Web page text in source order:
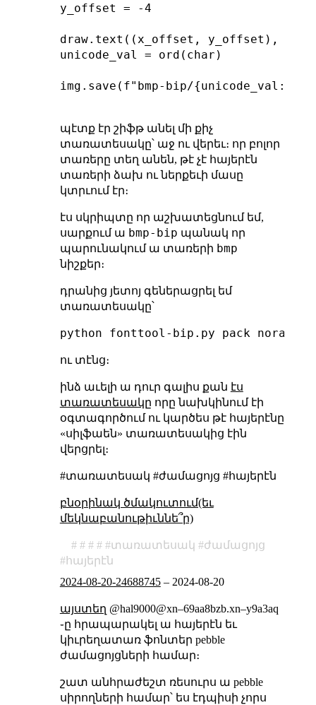
y_offset = -4
draw.text((x_offset, y_offset),
unicode_val = ord(char)
img.save(f"bmp-bip/
պէտք էր շիֆթ անել մի քիչ
տառատեսակը՝ աջ ու վերեւ։ որ բոլոր
տառերը տեղ անեն, թէ չէ հայերէն
տառերի ձախ ու ներքեւի մասը
կտրւում էր։
էս սկրիպտը որ աշխատեցնում եմ,
սարքում ա bmp-bip պանակ որ
պարունակում ա տառերի bmp
նիշքեր։
դրանից յետոյ գեներացրել եմ
տառատեսակը՝
ու տէնց։
ինձ աւելի ա դուր գալիս քան էս
տառատեսակը որը նախկինում էի
օգտագործում ու կարծես թէ հայերէնը
«սիլֆաեն» տառատեսակից էին
վերցրել։
#տառատեսակ #ժամացոյց #հայերէն
բնօրինակ ծմակուտում(եւ
մեկնաբանութիւննե՞ր)
տառատեսակ
ժամացոյց
հայերէն
2024-08-20-24688745– 2024-08-20
այստեղ @hal9000@xn–69aa8bzb.xn–y9a3aq
֊ը հրապարակել ա հայերէն եւ
կիւրեղատառ ֆոնտեր pebble
ժամացոյցների համար։
շատ անհրաժեշտ ռեսուրս ա pebble
սիրողների համար՝ ես էդպիսի չորս